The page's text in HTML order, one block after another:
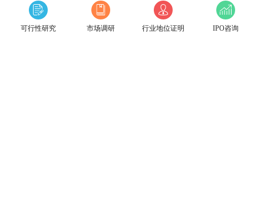
可行性研究 市场调研 行业地位证明 IPO咨询